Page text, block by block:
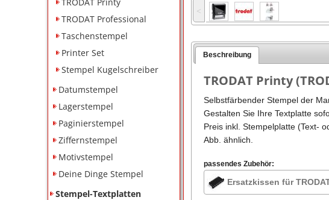
TRODAT Professional
Taschenstempel
Printer Set
Stempel Kugelschreiber
Datumstempel
Lagerstempel
Paginierstempel
Ziffernstempel
Motivstempel
Deine Dinge Stempel
Stempel-Textplatten
˂
Beschreibung
TRODAT Printy
Selbstfärbender Stempel der
Gestalten Sie Ihre Textplatte
Preis inkl. Stempelplatte (Text-
Abb. ähnlich.
passendes Zubehör:
Ersatzkissen für